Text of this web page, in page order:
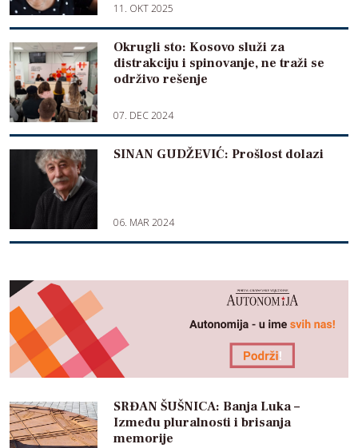
11. OKT 2025
Okrugli sto: Kosovo služi za
distrakciju i spinovanje, ne traži se
održivo rešenje
07. DEC 2024
SINAN GUDŽEVIĆ: Prošlost dolazi
06. MAR 2024
SRĐAN ŠUŠNICA: Banja Luka –
Između pluralnosti i brisanja
memorije